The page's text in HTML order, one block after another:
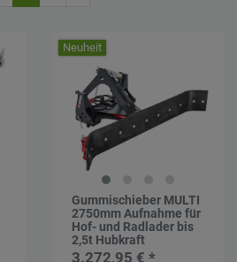
Neuheit
Gummischieber MULTI
2750mm Aufnahme für
Hof- und Radlader bis
2,5t Hubkraft
3.272,95 € *